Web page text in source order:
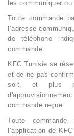
les communiquer
Toute commande
l’adresse
de téléphone
commande.
KFC Tunisie se
et de ne pas
soit, et plus
commande reçue.
Toute
l’application de